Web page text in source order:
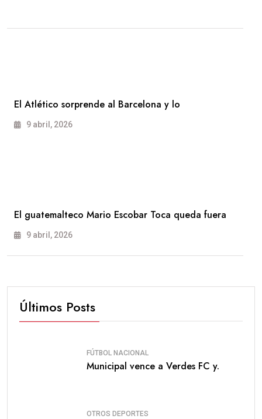
El Atlético sorprende al Barcelona y lo
9 abril, 2026
El guatemalteco Mario Escobar Toca queda fuera
9 abril, 2026
Últimos Posts
FÚTBOL NACIONAL
Municipal vence a Verdes FC y.
OTROS DEPORTES